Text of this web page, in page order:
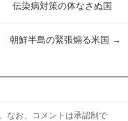
伝染病対策の体なさぬ国
朝鮮半島の緊張煽る米国 →
なお、コメントは承認制で